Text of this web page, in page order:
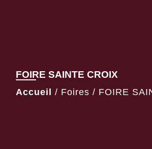
FOIRE SAINTE CROIX
Accueil / Foires / FOIRE